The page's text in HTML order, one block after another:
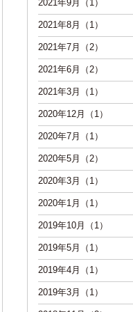
2021年9月（1）
2021年8月（1）
2021年7月（2）
2021年6月（2）
2021年3月（1）
2020年12月（1）
2020年7月（1）
2020年5月（2）
2020年3月（1）
2020年1月（1）
2019年10月（1）
2019年5月（1）
2019年4月（1）
2019年3月（1）